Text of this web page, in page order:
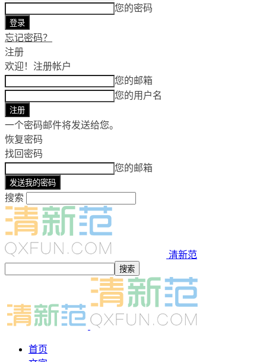
您的密码
忘记密码？
注册
欢迎！ 注册帐户
您的邮箱
您的用户名
一个密码邮件将发送给您。
恢复密码
找回密码
您的邮箱
搜索
清新范
首页